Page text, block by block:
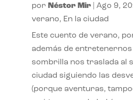
por Néstor Mir| Ago 9,
verano, En la ciudad
Este cuento de verano,
además de entretenernos
sombrilla nos traslada al
ciudad siguiendo las
(porque aventuras,